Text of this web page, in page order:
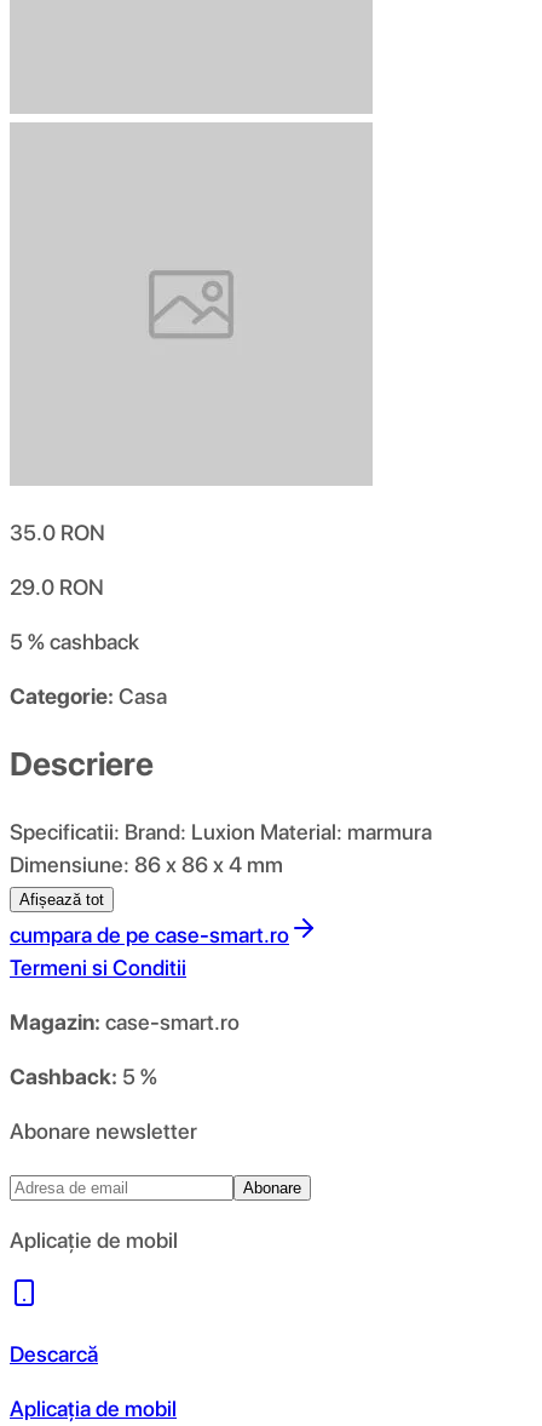
35.0 RON
29.0 RON
5 %cashback
Categorie: Casa
Descriere
Specificatii: Brand: Luxion Material: marmura
Dimensiune: 86 x 86 x 4 mm
Afișează tot
cumpara de pe case-smart.ro
Termeni si Conditii
Magazin: case-smart.ro
Cashback: 5 %
Abonare newsletter
Abonare
Aplicație de mobil
Descarcă
Aplicația de mobil